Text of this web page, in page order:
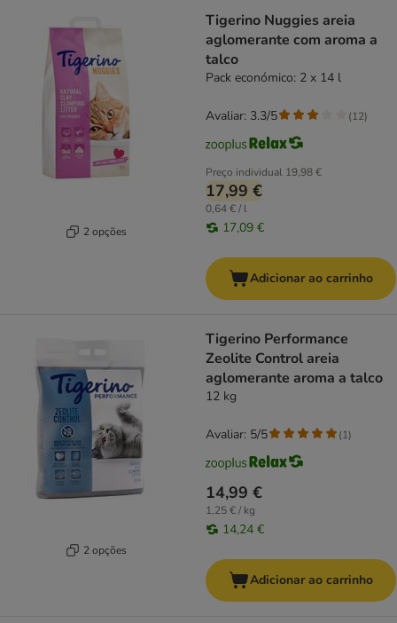
2 opções
Tigerino Nuggies areia
aglomerante com aroma a
talco
Pack económico: 2 x 14 l
Preço individual 19,98 €
17,99 €
0,64 € / l
17,09 €
Avaliar: 3.3/5 (12)
Adicionar ao carrinho
2 opções
Tigerino Performance
Zeolite Control areia
aglomerante aroma a talco
12 kg
14,99 €
1,25 € / kg
14,24 €
Avaliar: 5/5 (1)
Adicionar ao carrinho